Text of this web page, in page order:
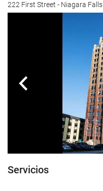
222 First Street - Niagara Falls
Anterior
Servicios